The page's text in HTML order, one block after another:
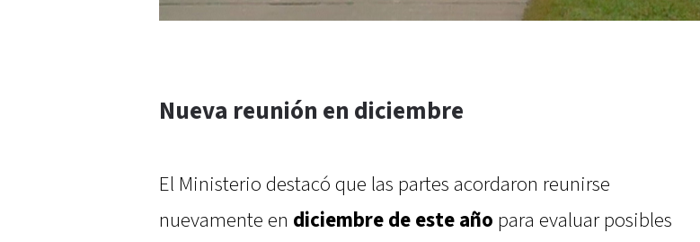
Nueva reunión en diciembre
El Ministerio destacó que las partes acordaron reunirse
nuevamente en diciembre de este año para evaluar posibles